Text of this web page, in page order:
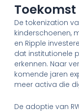
Toekomst
De tokenization
kinderschoenen,
en Ripple
dat institutionele
erkennen. Naar
komende jaren
meer activa die
De adoptie van